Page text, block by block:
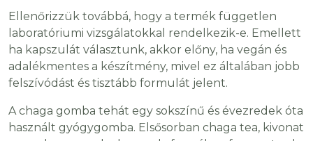
Ellenőrizzük továbbá, hogy a termék független
laboratóriumi vizsgálatokkal rendelkezik-e. Emellett
ha kapszulát választunk, akkor előny, ha vegán és
adalékmentes a készítmény, mivel ez általában jobb
felszívódást és tisztább formulát jelent.
A chaga gomba tehát egy sokszínű és évezredek óta
használt gyógygomba. Elsősorban chaga tea, kivonat